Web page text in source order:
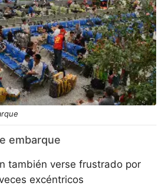
embarque
también verse frustrado por
excéntricos